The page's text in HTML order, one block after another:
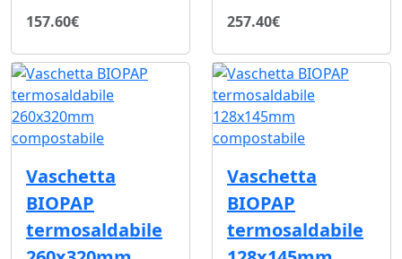
157.60€ 257.40€
Vaschetta
BIOPAP
termosaldabile
Vaschetta
BIOPAP
termosaldabile